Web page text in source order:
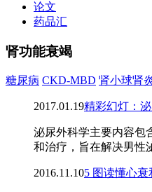
论文
药品汇
肾功能衰竭
糖尿病 CKD-MBD 肾小球肾
2017.01.19精彩幻灯：
泌尿外科学主要内容包
和治疗，旨在解决男性
2016.11.105 图读懂心衰